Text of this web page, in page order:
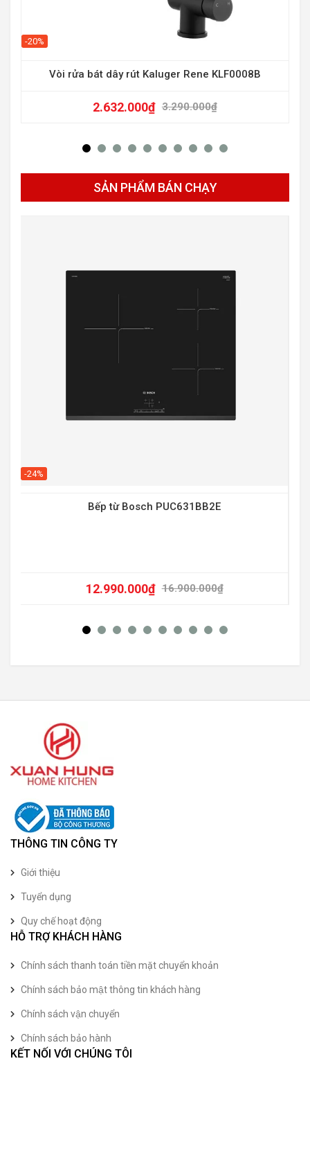
-20%
Vòi rửa bát dây rút Kaluger Rene KLF0008B
3.290.000₫
2.632.000₫
SẢN PHẨM BÁN CHẠY
-24%
Bếp từ Bosch PUC631BB2E
16.900.000₫
12.990.000₫
THÔNG TIN CÔNG TY
Giới thiệu
Tuyển dụng
Quy chế hoạt động
HỖ TRỢ KHÁCH HÀNG
Chính sách thanh toán tiền mặt chuyển khoản
Chính sách bảo mật thông tin khách hàng
Chính sách vận chuyển
Chính sách bảo hành
KẾT NỐI VỚI CHÚNG TÔI